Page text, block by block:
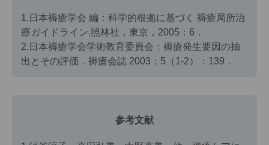
1.日本褥瘡学会 編：科学的根拠に基づく 褥瘡局所治
療ガイドライン.照林社，東京，2005：6．
2.日本褥瘡学会学術教育委員会：褥瘡発生要因の抽
出とその評価．褥瘡会誌 2003；5（1-2）：139．
参考文献